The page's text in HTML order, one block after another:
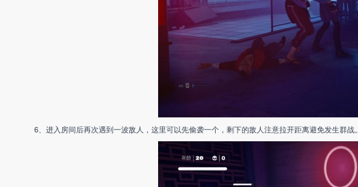
6、进入房间后再次遇到一波敌人，这里可以先偷袭一个，剩下的敌人注意拉开距离避免发生群战。